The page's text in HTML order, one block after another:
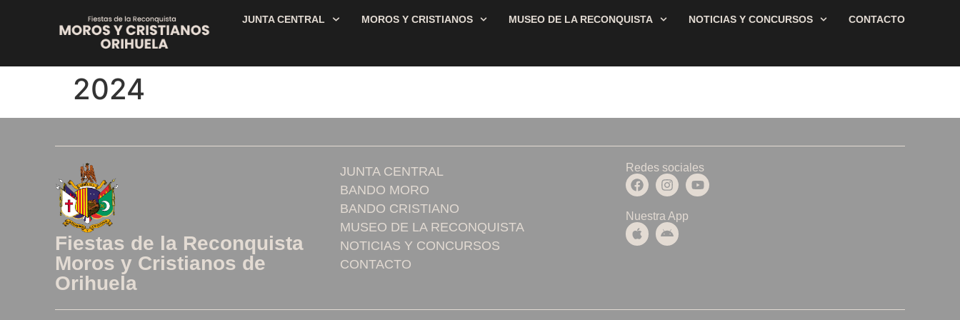
JUNTA CENTRAL MOROS Y CRISTIANOS MUSEO DE LA RECONQUISTA NOTICIAS Y CONCURSOS CONTACTO
2024
Fiestas de la Reconquista
Moros y Cristianos de
Orihuela
JUNTA CENTRAL
BANDO MORO
BANDO CRISTIANO
MUSEO DE LA RECONQUISTA
NOTICIAS Y CONCURSOS
CONTACTO
Redes sociales
Nuestra App